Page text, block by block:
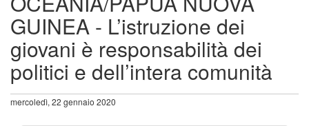
GUINEA - L’istruzione dei
giovani è responsabilità dei
politici e dell’intera comunità
mercoledì, 22 gennaio 2020